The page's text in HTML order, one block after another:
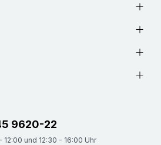
9620-22
12:00 und 12:30 - 16:00 Uhr